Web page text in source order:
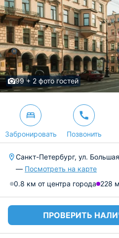
99 + 2 фото гостей
Забронировать Позвонить
Санкт-Петербург, ул.
— Посмотреть на карте
0.8 км от центра города 228
ПРОВЕРИТЬ